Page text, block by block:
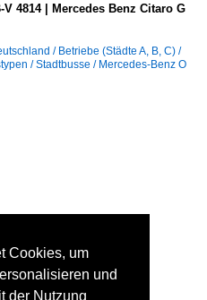
4814 | Mercedes Benz Citaro G
/ Betriebe (Städte A, B, C) /
/ Stadtbusse / Mercedes-Benz O
Cookies, um
und
der Nutzung